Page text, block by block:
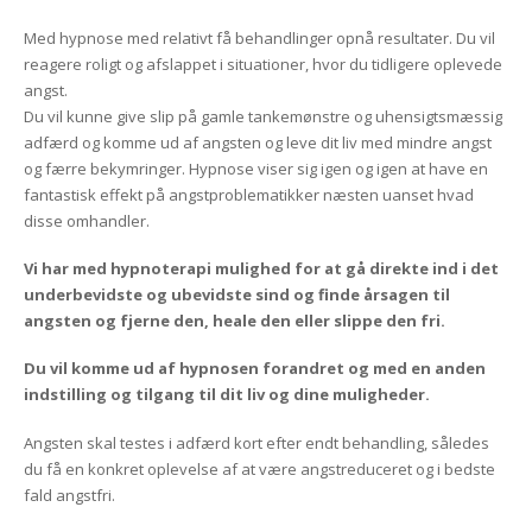
Med hypnose med relativt få behandlinger opnå resultater. Du vil
reagere roligt og afslappet i situationer, hvor du tidligere oplevede
angst.
Du vil kunne give slip på gamle tankemønstre og uhensigtsmæssig
adfærd og komme ud af angsten og leve dit liv med mindre angst
og færre bekymringer. Hypnose viser sig igen og igen at have en
fantastisk effekt på angstproblematikker næsten uanset hvad
disse omhandler.
Vi har med hypnoterapi mulighed for at gå direkte ind i det
underbevidste og ubevidste sind og finde årsagen til
angsten og fjerne den, heale den eller slippe den fri.
Du vil komme ud af hypnosen forandret og med en anden
indstilling og tilgang til dit liv og dine muligheder.
Angsten skal testes i adfærd kort efter endt behandling, således
du få en konkret oplevelse af at være angstreduceret og i bedste
fald angstfri.